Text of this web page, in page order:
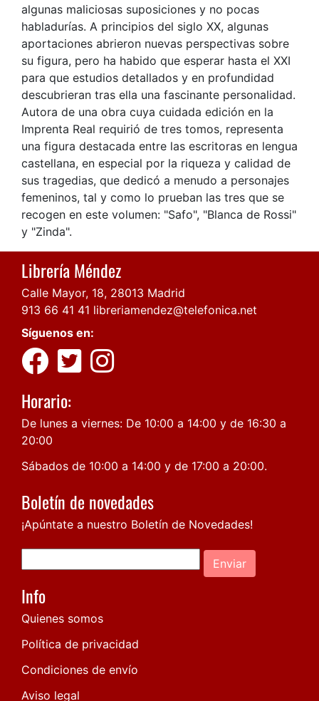
algunas maliciosas suposiciones y no pocas
habladurías. A principios del siglo XX, algunas
aportaciones abrieron nuevas perspectivas sobre
su figura, pero ha habido que esperar hasta el XXI
para que estudios detallados y en profundidad
descubrieran tras ella una fascinante personalidad.
Autora de una obra cuya cuidada edición en la
Imprenta Real requirió de tres tomos, representa
una figura destacada entre las escritoras en lengua
castellana, en especial por la riqueza y calidad de
sus tragedias, que dedicó a menudo a personajes
femeninos, tal y como lo prueban las tres que se
recogen en este volumen: "Safo", "Blanca de Rossi"
y "Zinda".
Librería Méndez
Calle Mayor, 18, 28013 Madrid
913 66 41 41 libreriamendez@telefonica.net
Síguenos en:
Horario:
De lunes a viernes: De 10:00 a 14:00 y de 16:30 a
20:00
Sábados de 10:00 a 14:00 y de 17:00 a 20:00.
Boletín de novedades
¡Apúntate a nuestro Boletín de Novedades!
Enviar
Info
Quienes somos
Política de privacidad
Condiciones de envío
Aviso legal